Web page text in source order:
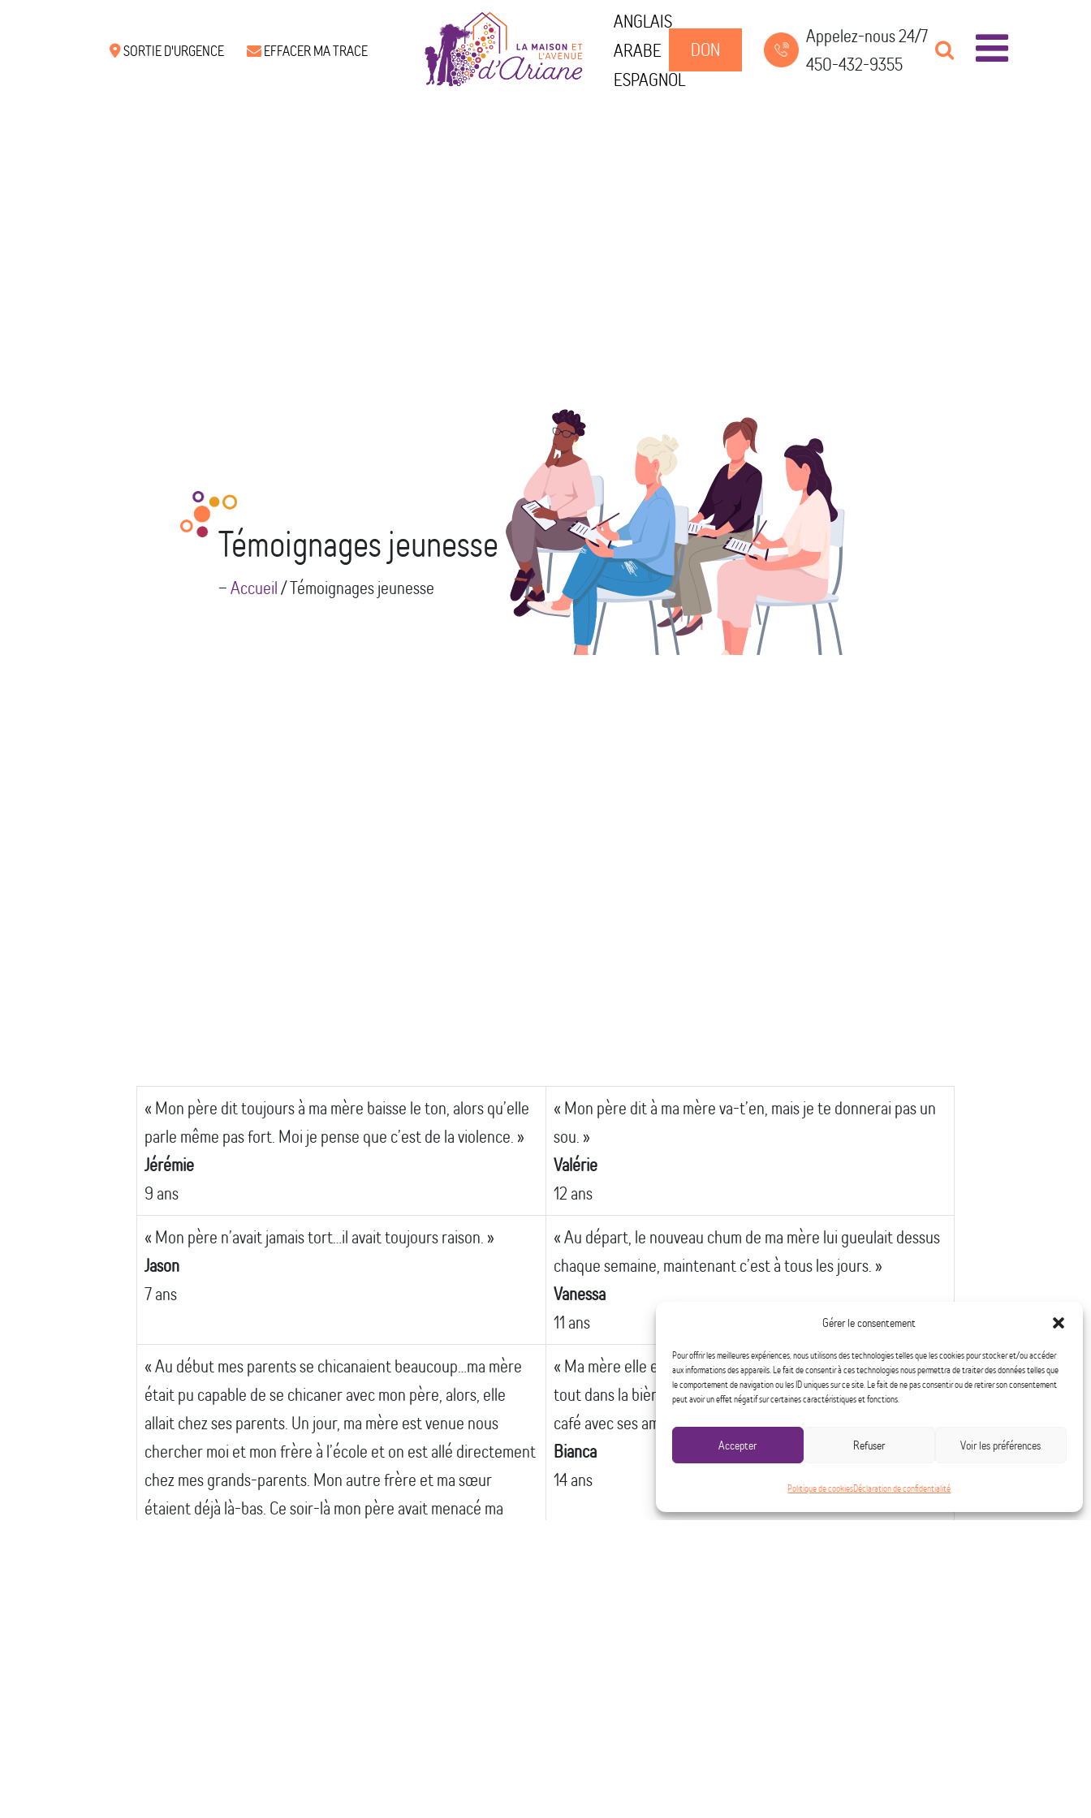
Gérer le consentement
Pour offrir les meilleures expériences, nous utilisons des technologies telles que les cookies pour stocker et/ou accéder
aux informations des appareils. Le fait de consentir à ces technologies nous permettra de traiter des données telles que
le comportement de navigation ou les ID uniques sur ce site. Le fait de ne pas consentir ou de retirer son consentement
peut avoir un effet négatif sur certaines caractéristiques et fonctions.
Accepter Refuser Voir les préférences
Politique de cookiesDéclaration de confidentialité
SORTIE D'URGENCE EFFACER MA TRACE
ANGLAIS
ARABE
ESPAGNOL
DON
Appelez-nous 24/7
450-432-9355
Témoignages jeunesse
--Accueil/Témoignages jeunesse
« Mon père dit toujours à ma mère baisse le ton, alors qu’elle
parle même pas fort. Moi je pense que c’est de la violence. »
Jérémie
9 ans
« Mon père dit à ma mère va-t’en, mais je te donnerai pas un
sou. »
Valérie
12 ans
« Mon père n’avait jamais tort…il avait toujours raison. »
Jason
7 ans
« Au départ, le nouveau chum de ma mère lui gueulait dessus
chaque semaine, maintenant c’est à tous les jours. »
Vanessa
11 ans
« Au début mes parents se chicanaient beaucoup…ma mère
était pu capable de se chicaner avec mon père, alors, elle
allait chez ses parents. Un jour, ma mère est venue nous
chercher moi et mon frère à l’école et on est allé directement
chez mes grands-parents. Mon autre frère et ma sœur
étaient déjà là-bas. Ce soir-là mon père avait menacé ma
« Ma mère elle en n’a jamais de l’argent…son chum il dépense
tout dans la bière, elle a aucun argent pour aller prendre un
café avec ses amies. »
Bianca
14 ans